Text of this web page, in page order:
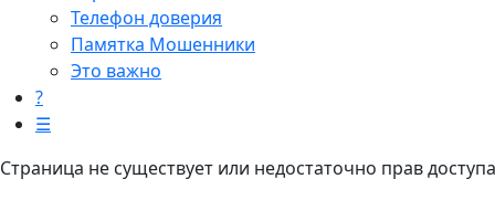
Телефон доверия
Памятка Мошенники
Это важно
?
☰
Страница не существует или недостаточно прав доступа